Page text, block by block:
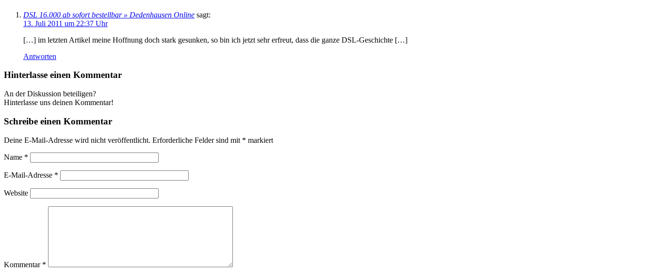
DSL 16.000 ab sofort bestellbar » Dedenhausen Online sagt:
13. Juli 2011 um 22:37 Uhr
[…] im letzten Artikel meine Hoffnung doch stark gesunken, so bin ich jetzt sehr erfreut, dass die ganze DSL-Geschichte […]
Antworten
Hinterlasse einen Kommentar
An der Diskussion beteiligen?
Hinterlasse uns deinen Kommentar!
Schreibe einen Kommentar
Deine E-Mail-Adresse wird nicht veröffentlicht. Erforderliche Felder sind mit * markiert
Name *
E-Mail-Adresse *
Website
Kommentar *